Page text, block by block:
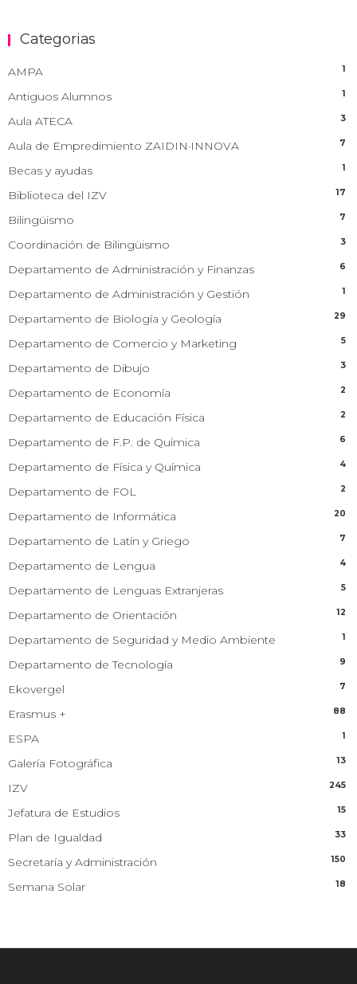
Categorias
AMPA 1
Antiguos Alumnos 1
Aula ATECA 3
Aula de Empredimiento ZAIDIN·INNOVA 7
Becas y ayudas 1
Biblioteca del IZV 17
Bilingüismo 7
Coordinación de Bilingüismo 3
Departamento de Administración y Finanzas 6
Departamento de Administración y Gestión 1
Departamento de Biología y Geología 29
Departamento de Comercio y Marketing 5
Departamento de Dibujo 3
Departamento de Economía 2
Departamento de Educación Física 2
Departamento de F.P. de Química 6
Departamento de Física y Química 4
Departamento de FOL 2
Departamento de Informática 20
Departamento de Latín y Griego 7
Departamento de Lengua 4
Departamento de Lenguas Extranjeras 5
Departamento de Orientación 12
Departamento de Seguridad y Medio Ambiente 1
Departamento de Tecnología 9
Ekovergel 7
Erasmus + 88
ESPA 1
Galería Fotográfica 13
IZV 245
Jefatura de Estudios 15
Plan de Igualdad 33
Secretaría y Administración 150
Semana Solar 18